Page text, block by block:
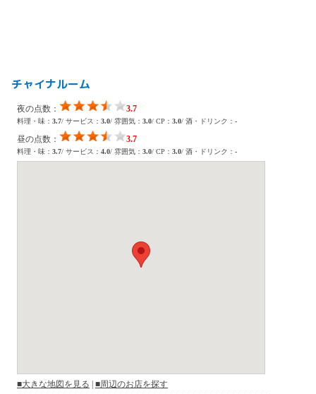
チャイナルーム